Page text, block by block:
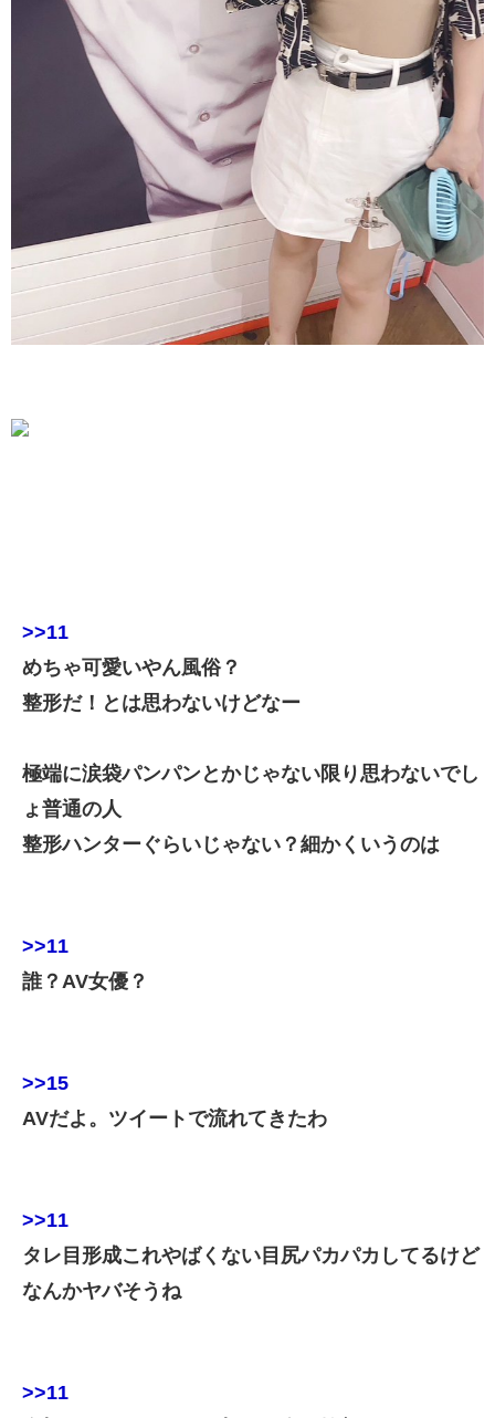
>>11
めちゃ可愛いやん風俗？
整形だ！とは思わないけどなー
極端に涙袋パンパンとかじゃない限り思わないでし
ょ普通の人
整形ハンターぐらいじゃない？細かくいうのは
>>11
誰？AV女優？
>>15
AVだよ。ツイートで流れてきたわ
>>11
タレ目形成これやばくない目尻パカパカしてるけど
なんかヤバそうね
>>11